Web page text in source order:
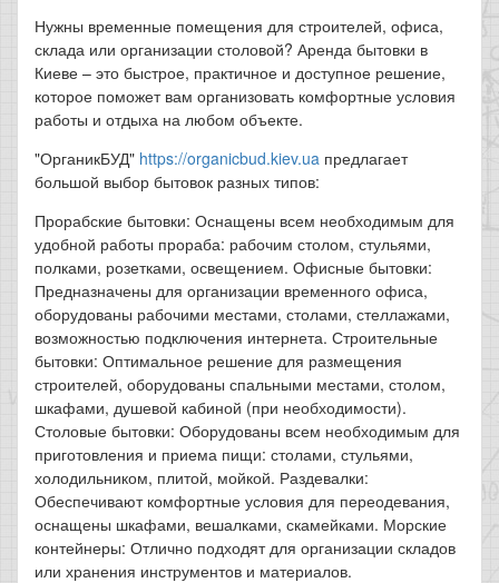
Нужны временные помещения для строителей, офиса,
склада или организации столовой? Аренда бытовки в
Киеве – это быстрое, практичное и доступное решение,
которое поможет вам организовать комфортные условия
работы и отдыха на любом объекте.
"ОрганикБУД" https://organicbud.kiev.ua предлагает
большой выбор бытовок разных типов:
Прорабские бытовки: Оснащены всем необходимым для
удобной работы прораба: рабочим столом, стульями,
полками, розетками, освещением. Офисные бытовки:
Предназначены для организации временного офиса,
оборудованы рабочими местами, столами, стеллажами,
возможностью подключения интернета. Строительные
бытовки: Оптимальное решение для размещения
строителей, оборудованы спальными местами, столом,
шкафами, душевой кабиной (при необходимости).
Столовые бытовки: Оборудованы всем необходимым для
приготовления и приема пищи: столами, стульями,
холодильником, плитой, мойкой. Раздевалки:
Обеспечивают комфортные условия для переодевания,
оснащены шкафами, вешалками, скамейками. Морские
контейнеры: Отлично подходят для организации складов
или хранения инструментов и материалов.